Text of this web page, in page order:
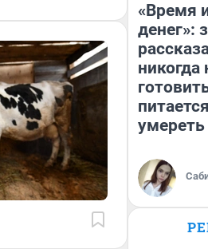
«Время
денег»:
никогда
умереть